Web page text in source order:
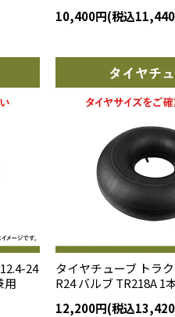
10,400円(税込
24
用
タイヤチューブ トラ
R24 バルブ TR218A 1
12,200円(税込